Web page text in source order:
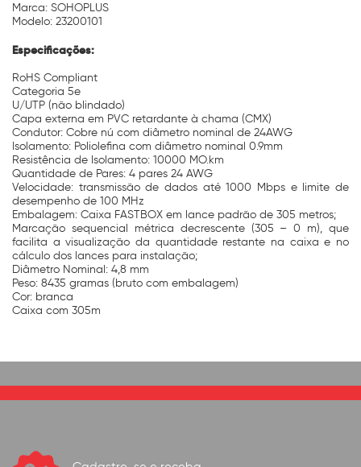
Marca: SOHOPLUS
Modelo: 23200101
Especificações:
RoHS Compliant
Categoria 5e
U/UTP (não blindado)
Capa externa em PVC retardante à chama (CMX)
Condutor: Cobre nú com diâmetro nominal de 24AWG
Isolamento: Poliolefina com diâmetro nominal 0.9mm
Resistência de Isolamento: 10000 MO.km
Quantidade de Pares: 4 pares 24 AWG
Velocidade: transmissão de dados até 1000 Mbps e limite de
desempenho de 100 MHz
Embalagem: Caixa FASTBOX em lance padrão de 305 metros;
Marcação sequencial métrica decrescente (305 – 0 m), que
facilita a visualização da quantidade restante na caixa e no
cálculo dos lances para instalação;
Diâmetro Nominal: 4,8 mm
Peso: 8435 gramas (bruto com embalagem)
Cor: branca
Caixa com 305m